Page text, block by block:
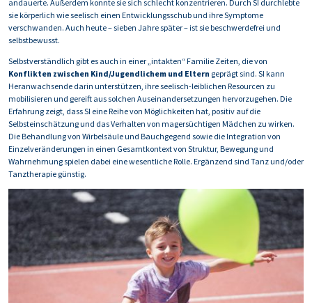
andauerte. Außerdem konnte sie sich schlecht konzentrieren. Durch SI durchlebte
sie körperlich wie seelisch einen Entwicklungsschub und ihre Symptome
verschwanden. Auch heute – sieben Jahre später – ist sie beschwerdefrei und
selbstbewusst.
Selbstverständlich gibt es auch in einer „intakten“ Familie Zeiten, die von
Konflikten zwischen Kind/Jugendlichem und Eltern geprägt sind. SI kann
Heranwachsende darin unterstützen, ihre seelisch-leiblichen Resourcen zu
mobilisieren und gereift aus solchen Auseinandersetzungen hervorzugehen. Die
Erfahrung zeigt, dass SI eine Reihe von Möglichkeiten hat, positiv auf die
Selbsteinschätzung und das Verhalten von magersüchtigen Mädchen zu wirken.
Die Behandlung von Wirbelsäule und Bauchgegend sowie die Integration von
Einzelveränderungen in einen Gesamtkontext von Struktur, Bewegung und
Wahrnehmung spielen dabei eine wesentliche Rolle. Ergänzend sind Tanz und/oder
Tanztherapie günstig.